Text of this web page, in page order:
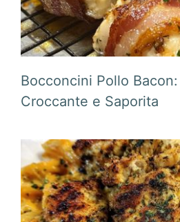
Bocconcini Pollo
Croccante e Saporita